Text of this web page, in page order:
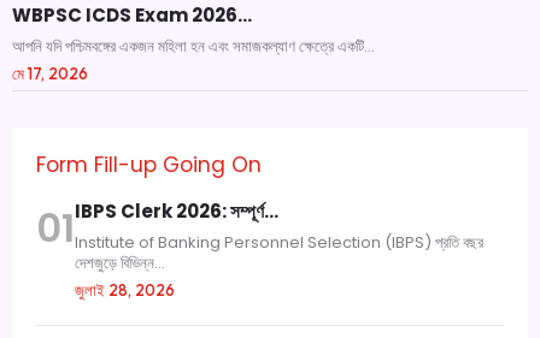
WBPSC ICDS Exam 2026…
আপনি যদি পশ্চিমবঙ্গের একজন মহিলা হন এবং সমাজকল্যাণ ক্ষেত্রে একটি...
মে 17, 2026
Form Fill-up Going On
01IBPS Clerk 2026: সম্পূর্ণ…
Institute of Banking Personnel Selection (IBPS) প্রতি বছর
দেশজুড়ে বিভিন্ন...
জুলাই 28, 2026